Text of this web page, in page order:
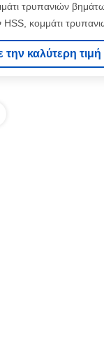
τρυπανιών
κομμάτι
για την
τρύπα
την καλύτερη τιμή